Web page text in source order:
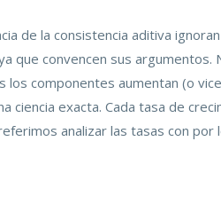
de la consistencia aditiva
que convencen sus
componentes aumentan (o
exacta. Cada tasa de
analizar las tasas con por